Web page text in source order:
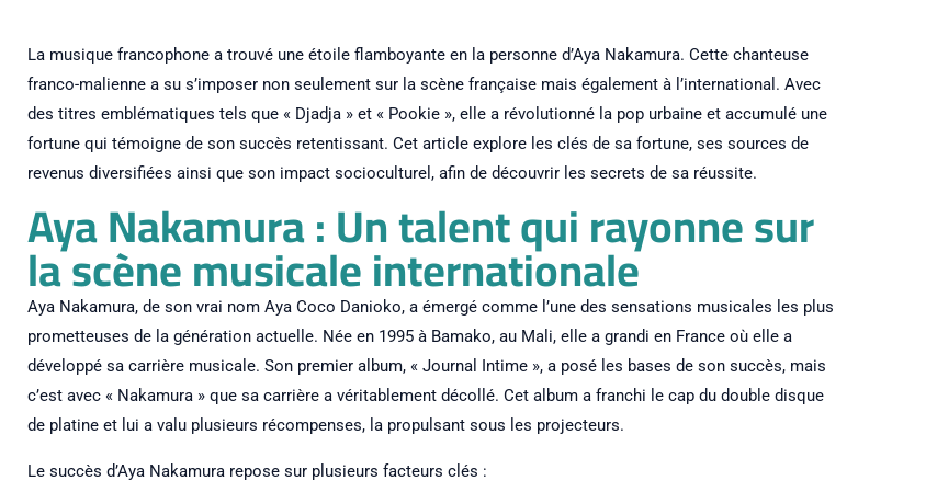
La musique francophone a trouvé une étoile flamboyante en la personne d’Aya Nakamura. Cette chanteuse
franco-malienne a su s’imposer non seulement sur la scène française mais également à l’international. Avec
des titres emblématiques tels que « Djadja » et « Pookie », elle a révolutionné la pop urbaine et accumulé une
fortune qui témoigne de son succès retentissant. Cet article explore les clés de sa fortune, ses sources de
revenus diversifiées ainsi que son impact socioculturel, afin de découvrir les secrets de sa réussite.
Aya Nakamura : Un talent qui rayonne sur
la scène musicale internationale
Aya Nakamura, de son vrai nom Aya Coco Danioko, a émergé comme l’une des sensations musicales les plus
prometteuses de la génération actuelle. Née en 1995 à Bamako, au Mali, elle a grandi en France où elle a
développé sa carrière musicale. Son premier album, « Journal Intime », a posé les bases de son succès, mais
c’est avec « Nakamura » que sa carrière a véritablement décollé. Cet album a franchi le cap du double disque
de platine et lui a valu plusieurs récompenses, la propulsant sous les projecteurs.
Le succès d’Aya Nakamura repose sur plusieurs facteurs clés :